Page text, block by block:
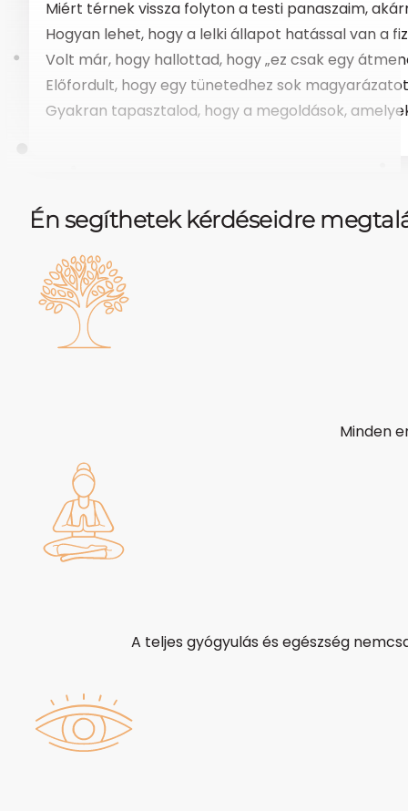
Miért térnek vissza folyton a testi panaszaim,
Hogyan lehet, hogy a lelki állapot hatással van a
Volt már, hogy hallottad, hogy „ez csak egy
Előfordult, hogy egy tünetedhez sok
Gyakran tapasztalod, hogy a megoldások,
Én segíthetek kérdéseidre
Minden
A teljes gyógyulás és egészség